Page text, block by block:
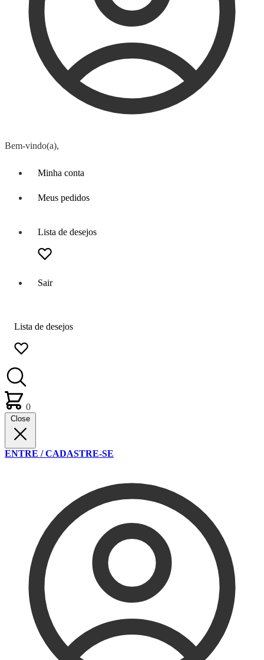
Bem-vindo(a),
Minha conta
Meus pedidos
Lista de desejos
Sair
Lista de desejos
0
Close
ENTRE / CADASTRE-SE